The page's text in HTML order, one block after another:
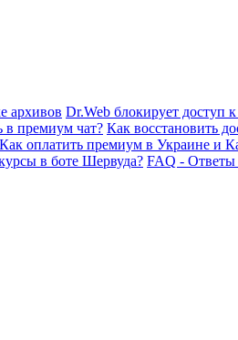
архивов Dr.Web блокирует доступ
в премиум чат? Как восстановить
Как оплатить премиум в Украине и
в боте Шервуда? FAQ - Ответы